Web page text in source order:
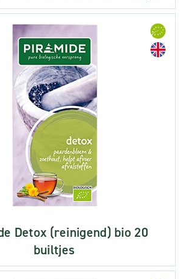
Detox (reinigend) bio 20
builtjes